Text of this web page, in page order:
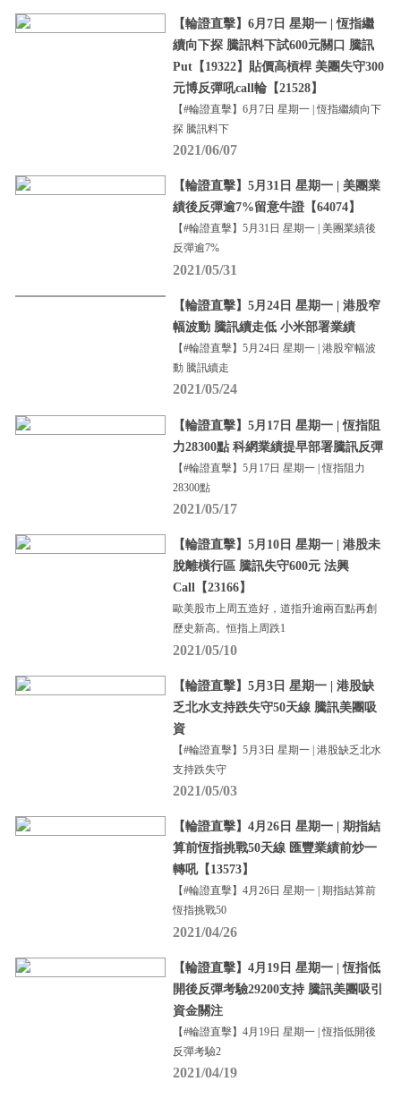
【輪證直擊】6月7日 星期一 | 恆指繼
續向下探 騰訊料下試600元關口 騰訊
Put【19322】貼價高槓桿 美團失守300
元博反彈吼call輪【21528】
【#輪證直擊】6月7日 星期一 | 恆指繼續向下
探 騰訊料下
2021/06/07
【輪證直擊】5月31日 星期一 | 美團業
績後反彈逾7%留意牛證【64074】
【#輪證直擊】5月31日 星期一 | 美團業績後
反彈逾7%
2021/05/31
【輪證直擊】5月24日 星期一 | 港股窄
幅波動 騰訊續走低 小米部署業績
【#輪證直擊】5月24日 星期一 | 港股窄幅波
動 騰訊續走
2021/05/24
【輪證直擊】5月17日 星期一 | 恆指阻
力28300點 科網業績提早部署騰訊反彈
【#輪證直擊】5月17日 星期一 | 恆指阻力
28300點
2021/05/17
【輪證直擊】5月10日 星期一 | 港股未
脫離橫行區 騰訊失守600元 法興
Call【23166】
歐美股市上周五造好，道指升逾兩百點再創
歷史新高。恒指上周跌1
2021/05/10
【輪證直擊】5月3日 星期一 | 港股缺
乏北水支持跌失守50天線 騰訊美團吸
資
【#輪證直擊】5月3日 星期一 | 港股缺乏北水
支持跌失守
2021/05/03
【輪證直擊】4月26日 星期一 | 期指結
算前恆指挑戰50天線 匯豐業績前炒一
轉吼【13573】
【#輪證直擊】4月26日 星期一 | 期指結算前
恆指挑戰50
2021/04/26
【輪證直擊】4月19日 星期一 | 恆指低
開後反彈考驗29200支持 騰訊美團吸引
資金關注
【#輪證直擊】4月19日 星期一 | 恆指低開後
反彈考驗2
2021/04/19